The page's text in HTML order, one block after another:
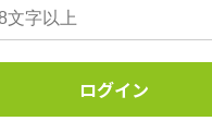
ログイン